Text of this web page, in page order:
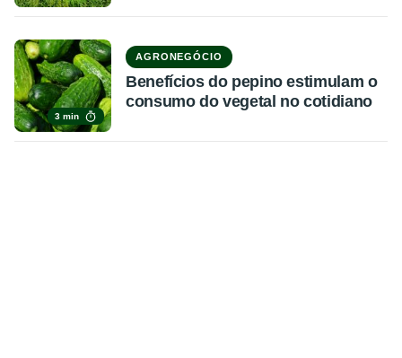
3 min
AGRONEGÓCIO
Benefícios do pepino estimulam o
consumo do vegetal no cotidiano